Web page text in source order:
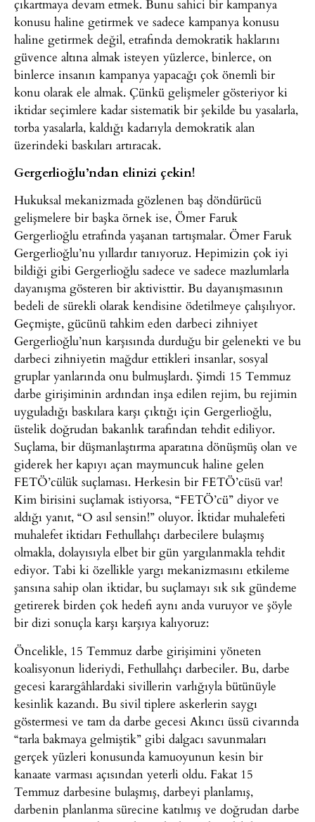
çıkartmaya devam etmek. Bunu sahici bir kampanya
konusu haline getirmek ve sadece kampanya konusu
haline getirmek değil, etrafında demokratik haklarını
güvence altına almak isteyen yüzlerce, binlerce, on
binlerce insanın kampanya yapacağı çok önemli bir
konu olarak ele almak. Çünkü gelişmeler gösteriyor ki
iktidar seçimlere kadar sistematik bir şekilde bu yasalarla,
torba yasalarla, kaldığı kadarıyla demokratik alan
üzerindeki baskıları artıracak.
Gergerlioğlu’ndan elinizi çekin!
Hukuksal mekanizmada gözlenen baş döndürücü
gelişmelere bir başka örnek ise, Ömer Faruk
Gergerlioğlu etrafında yaşanan tartışmalar. Ömer Faruk
Gergerlioğlu’nu yıllardır tanıyoruz. Hepimizin çok iyi
bildiği gibi Gergerlioğlu sadece ve sadece mazlumlarla
dayanışma gösteren bir aktivisttir. Bu dayanışmasının
bedeli de sürekli olarak kendisine ödetilmeye çalışılıyor.
Geçmişte, gücünü tahkim eden darbeci zihniyet
Gergerlioğlu’nun karşısında durduğu bir gelenekti ve bu
darbeci zihniyetin mağdur ettikleri insanlar, sosyal
gruplar yanlarında onu bulmuşlardı. Şimdi 15 Temmuz
darbe girişiminin ardından inşa edilen rejim, bu rejimin
uyguladığı baskılara karşı çıktığı için Gergerlioğlu,
üstelik doğrudan bakanlık tarafından tehdit ediliyor.
Suçlama, bir düşmanlaştırma aparatına dönüşmüş olan ve
giderek her kapıyı açan maymuncuk haline gelen
FETÖ’cülük suçlaması. Herkesin bir FETÖ’cüsü var!
Kim birisini suçlamak istiyorsa, “FETÖ’cü” diyor ve
aldığı yanıt, “O asıl sensin!” oluyor. İktidar muhalefeti
muhalefet iktidarı Fethullahçı darbecilere bulaşmış
olmakla, dolayısıyla elbet bir gün yargılanmakla tehdit
ediyor. Tabi ki özellikle yargı mekanizmasını etkileme
şansına sahip olan iktidar, bu suçlamayı sık sık gündeme
getirerek birden çok hedefi aynı anda vuruyor ve şöyle
bir dizi sonuçla karşı karşıya kalıyoruz:
Öncelikle, 15 Temmuz darbe girişimini yöneten
koalisyonun lideriydi, Fethullahçı darbeciler. Bu, darbe
gecesi karargâhlardaki sivillerin varlığıyla bütünüyle
kesinlik kazandı. Bu sivil tiplere askerlerin saygı
göstermesi ve tam da darbe gecesi Akıncı üssü civarında
“tarla bakmaya gelmiştik” gibi dalgacı savunmaları
gerçek yüzleri konusunda kamuoyunun kesin bir
kanaate varması açısından yeterli oldu. Fakat 15
Temmuz darbesine bulaşmış, darbeyi planlamış,
darbenin planlanma sürecine katılmış ve doğrudan darbe